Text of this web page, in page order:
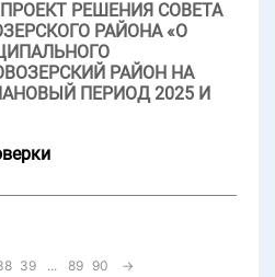
РЕШЕНИЯ СОВЕТА
РАЙОНА «О
РАЙОН НА
ПЕРИОД 2025 И
39 ... 89 90 →